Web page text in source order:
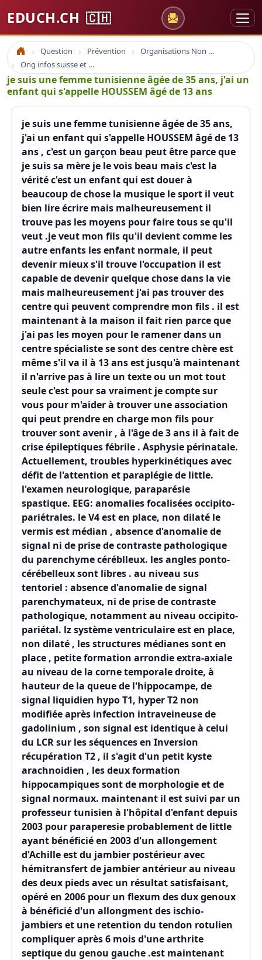
EDUCH.CH 🇨🇭
Accueil Question Prévention
Organisations Non Gouvernementales
Ong infos suisse et à l'étranger
je suis une femme tunisienne âgée de 35 ans, j'ai un
enfant qui s'appelle HOUSSEM âgé de 13 ans
je suis une femme tunisienne âgée de 35 ans,
j'ai un enfant qui s'appelle HOUSSEM âgé de 13
ans , c'est un garçon beau peut être parce que
je suis sa mère je le vois beau mais c'est la
vérité c'est un enfant qui est douer à
beaucoup de chose la musique le sport il veut
bien lire écrire mais malheureusement il
trouve pas les moyens pour faire tous se qu'il
veut .je veut mon fils qu'il devient comme les
autre enfants les enfant normale, il peut
devenir mieux s'il trouve l'occupation il est
capable de devenir quelque chose dans la vie
mais malheureusement j'ai pas trouver des
centre qui peuvent comprendre mon fils . il est
maintenant à la maison il fait rien parce que
j'ai pas les moyen pour le ramener dans un
centre spécialiste se sont des centre chère est
même s'il va il à 13 ans est jusqu'à maintenant
il n'arrive pas à lire un texte ou un mot tout
seule c'est pour sa vraiment je compte sur
vous pour m'aider à trouver une association
qui peut prendre en charge mon fils pour
trouver sont avenir , à l'âge de 3 ans il à fait de
crise épileptiques fébrile . Asphysie périnatale.
Actuellement, troubles hyperkinétiques avec
défit de l'attention et paraplégie de little.
l'examen neurologique, paraparésie
spastique. EEG: anomalies focalisées occipito-
pariétrales. le V4 est en place, non dilaté le
vermis est médian , absence d'anomalie de
signal ni de prise de contraste pathologique
du parenchyme céréblleux. les angles ponto-
cérébelleux sont libres . au niveau sus
tentoriel : absence d'anomalie de signal
parenchymateux, ni de prise de contraste
pathologique, notamment au niveau occipito-
pariétal. lz système ventriculaire est en place,
non dilaté , les structures médianes sont en
place , petite formation arrondie extra-axiale
au niveau de la corne temporale droite, à
hauteur de la queue de l'hippocampe, de
signal liquidien hypo T1, hyper T2 non
modifiée après infection intraveineuse de
gadolinium , son signal est identique à celui
du LCR sur les séquences en Inversion
récupération T2 , il s'agit d'un petit kyste
arachnoidien , les deux formation
hippocampiques sont de morphologie et de
signal normaux. maintenant il est suivi par un
professeur tunisien à l'hôpital d'enfant depuis
2003 pour paraperesie probablement de little
ayant bénéficié en 2003 d'un allongement
d'Achille est du jambier postérieur avec
hémitransfert de jambier antérieur au niveau
des deux pieds avec un résultat satisfaisant,
opéré en 2006 pour un flexum des dux genoux
à bénéficié d'un allongment des ischio-
jambiers et une retention du tendon rotulien
compliquer après 6 mois d'une arthrite
septique du genou gauche .est maintenant